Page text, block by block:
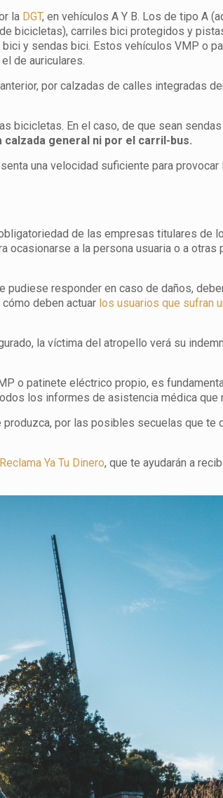
la DGT, en vehículos A Y B. Los de tipo A
bicicletas), carriles bici protegidos y
y sendas bici. Estos vehículos VMP o
de auriculares.
por calzadas de calles integradas
bicicletas. En el caso, de que sean
general ni por el carril-bus.
una velocidad suficiente para
de las empresas titulares de
ocasionarse a la persona usuaria o a otras
responder en caso de daños,
deben actuar los usuarios que sufran
la víctima del atropello verá su
o patinete eléctrico propio, es
los informes de asistencia médica que
por las posibles secuelas que te
Reclama Ya Tu Dinero, que te ayudarán a